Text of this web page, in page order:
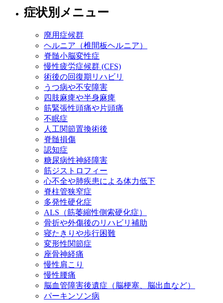
症状別メニュー
廃用症候群
ヘルニア（椎間板ヘルニア）
脊髄小脳変性症
慢性疲労症候群 (CFS)
術後の回復期リハビリ
うつ病や不安障害
四肢麻痺や半身麻痺
筋緊張性頭痛や片頭痛
不眠症
人工関節置換術後
脊髄損傷
認知症
糖尿病性神経障害
筋ジストロフィー
心不全や肺疾患による体力低下
脊柱管狭窄症
多発性硬化症
ALS（筋萎縮性側索硬化症）
骨折や外傷後のリハビリ補助
寝たきりや歩行困難
変形性関節症
座骨神経痛
慢性肩こり
慢性腰痛
脳血管障害後遺症（脳梗塞、脳出血など）
パーキンソン病